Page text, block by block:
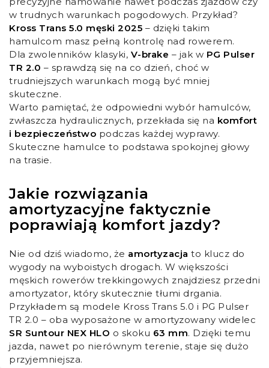
w trudnych warunkach pogodowych. Przykład?
Kross Trans 5.0 męski 2025 – dzięki takim
hamulcom masz pełną kontrolę nad rowerem.
Dla zwolenników klasyki, V-brake – jak w PG Pulser
TR 2.0 – sprawdzą się na co dzień, choć w
trudniejszych warunkach mogą być mniej
skuteczne.
Warto pamiętać, że odpowiedni wybór hamulców,
zwłaszcza hydraulicznych, przekłada się na komfort
i bezpieczeństwo podczas każdej wyprawy.
Skuteczne hamulce to podstawa spokojnej głowy
na trasie.
Jakie rozwiązania
amortyzacyjne faktycznie
poprawiają komfort jazdy?
Nie od dziś wiadomo, że amortyzacja to klucz do
wygody na wyboistych drogach. W większości
męskich rowerów trekkingowych znajdziesz przedni
amortyzator, który skutecznie tłumi drgania.
Przykładem są modele Kross Trans 5.0 i PG Pulser
TR 2.0 – oba wyposażone w amortyzowany widelec
SR Suntour NEX HLO o skoku 63 mm. Dzięki temu
jazda, nawet po nierównym terenie, staje się dużo
przyjemniejsza.